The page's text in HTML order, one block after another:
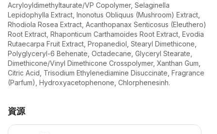
Acryloyldimethyltaurate/VP Copolymer, Selaginella
Lepidophylla Extract, Inonotus Obliquus (Mushroom) Extract,
Rhodiola Rosea Extract, Acanthopanax Senticosus (Eleuthero)
Root Extract, Rhaponticum Carthamoides Root Extract, Evodia
Rutaecarpa Fruit Extract, Propanediol, Stearyl Dimethicone,
Polyglyceryl-6 Behenate, Octadecane, Glyceryl Stearate,
Dimethicone/Vinyl Dimethicone Crosspolymer, Xanthan Gum,
Citric Acid, Trisodium Ethylenediamine Disuccinate, Fragrance
(Parfum), Hydroxyacetophenone, Chlorphenesinh.
資源